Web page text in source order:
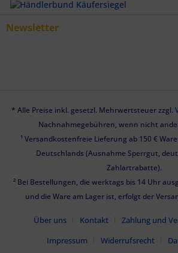
Newsletter
* Alle Preise inkl. gesetzl. Mehrwertsteuer zzgl.
Nachnahmegebühren, wenn nicht
¹ Versandkostenfreie Lieferung ab 150 €
Deutschlands (Ausnahme Sperrgut,
Zahlartrabatte).
² Bei Bestellungen, die werktags bis 14 Uhr
und die Ware am Lager ist, erfolgt der
Über uns Kontakt Zahlung und
Impressum
Widerrufsrecht